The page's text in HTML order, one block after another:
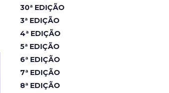
30ª EDIÇÃO
3ª EDIÇÃO
4ª EDIÇÃO
5ª EDIÇÃO
6ª EDIÇÃO
7ª EDIÇÃO
8ª EDIÇÃO